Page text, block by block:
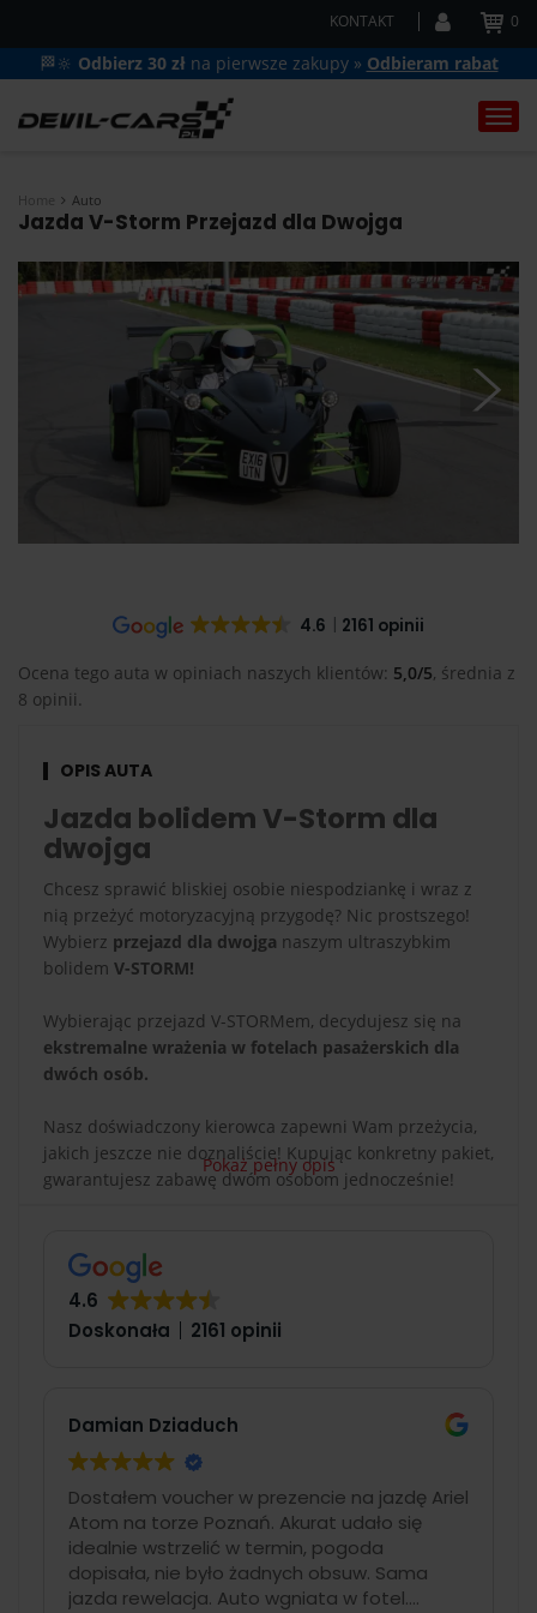
KONTAKT 0
🏁🔆 Odbierz 30 zł na pierwsze zakupy » Odbieram rabat
Home Auto
Jazda V-Storm Przejazd dla Dwojga
4.6 2161 opinii
Ocena tego auta w opiniach naszych klientów: 5,0/5, średnia z
8 opinii.
OPIS AUTA
Jazda bolidem V-Storm dla
dwojga
Chcesz sprawić bliskiej osobie niespodziankę i wraz z
nią przeżyć motoryzacyjną przygodę? Nic prostszego!
Wybierz przejazd dla dwojga naszym ultraszybkim
bolidem V-STORM!
Wybierając przejazd V-STORMem, decydujesz się na
ekstremalne wrażenia w fotelach pasażerskich dla
dwóch osób.
Nasz doświadczony kierowca zapewni Wam przeżycia,
jakich jeszcze nie doznaliście! Kupując konkretny pakiet,
gwarantujesz zabawę dwóm osobom jednocześnie!
Podaruj ekstremalną przygodę
w ultraszybkim bolidzie
Centralne miejsce w V-STROMie zajmuje fotel kierowcy,
wymiana silnika zajmuje dokładnie kilka sekund. V-
STORM jestzasilany czterocylindrowym silnikiem
Subaru, typu boxer o mocy 300 KM . Przy wadze
całkowitej wynoszącej 700 kg, pozwala onrozpędzić V-
STORMa do prędkości 100 km/h w nieco poniżej 3
sekund. W tym przypadku wygląd idzie w parze z
odpowiednim przygotowaniem technicznym.
Pokaż pełny opis
4.6
Doskonała
2161 opinii
Damian Dziaduch
Dostałem voucher w prezencie na jazdę Ariel
Atom na torze Poznań. Akurat udało się
idealnie wstrzelić w termin, pogoda
dopisała, nie było żadnych obsuw. Sama
jazda rewelacja. Auto wgniata w fotel.